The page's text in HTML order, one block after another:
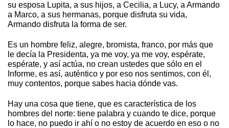
su esposa Lupita, a sus hijos, a Cecilia, a Lucy, a Armando
a Marco, a sus hermanas, porque disfruta su vida,
Armando disfruta la forma de ser.
Es un hombre feliz, alegre, bromista, franco, por más que
le decía la Presidenta, ya me voy, ya me voy, espérate,
espérate, y así actúa, no crean ustedes que sólo en el
Informe, es así, auténtico y por eso nos sentimos, con él,
muy contentos, porque sabes hacia dónde vas.
Hay una cosa que tiene, que es característica de los
hombres del norte: tiene palabra y cuando te dice, porque
lo hace, no puedo ir ahí o no estoy de acuerdo en eso o no